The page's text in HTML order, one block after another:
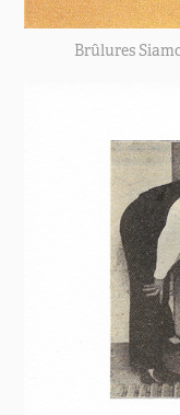
Brûlures